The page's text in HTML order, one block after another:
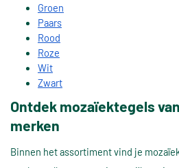
Groen
Paars
Rood
Roze
Wit
Zwart
Ontdek mozaïektegels
merken
Binnen het assortiment vind je